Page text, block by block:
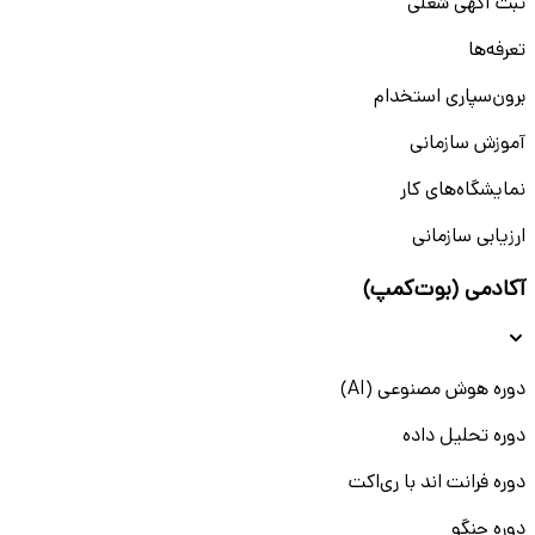
حال گسترش است. شرکت‌های صنعتی و خدماتی مستقر در
شهرک‌های صنعتی اشتهارد و سیمین‌دشت، همواره به دنبال
نیروی متخصص هستند.
همچنین فروشگاه‌های زنجیره‌ای، بیمارستان‌ها و دفاتر بازرگانی نیز
فرصت‌های استخدام فوری در کرج تمام‌وقت با حقوق ثابت و
دانشگاه‌های استان البرز می‌توانند با تقویت مهارت‌های تخصصی
داشته باشند.
آگهی کار در کرج در سمت‌های تمام وقت در پلتفرم دانشکار وجود
دارند. شما می‌توانید بسته به رشته تحصلی، تجربه و سایر موارد،
تدریس خصوصی، تولید محتوا، برنامه نویسی و سایر موارد از
تعرفه‌ها
برون‌سپاری استخدام
آموزش سازمانی
نمایشگاه‌های کار
ارزیابی سازمانی
آکادمی (بوت‌کمپ)
دوره هوش مصنوعی (AI)
دوره تحلیل داده
دوره فرانت اند با ری‌اکت